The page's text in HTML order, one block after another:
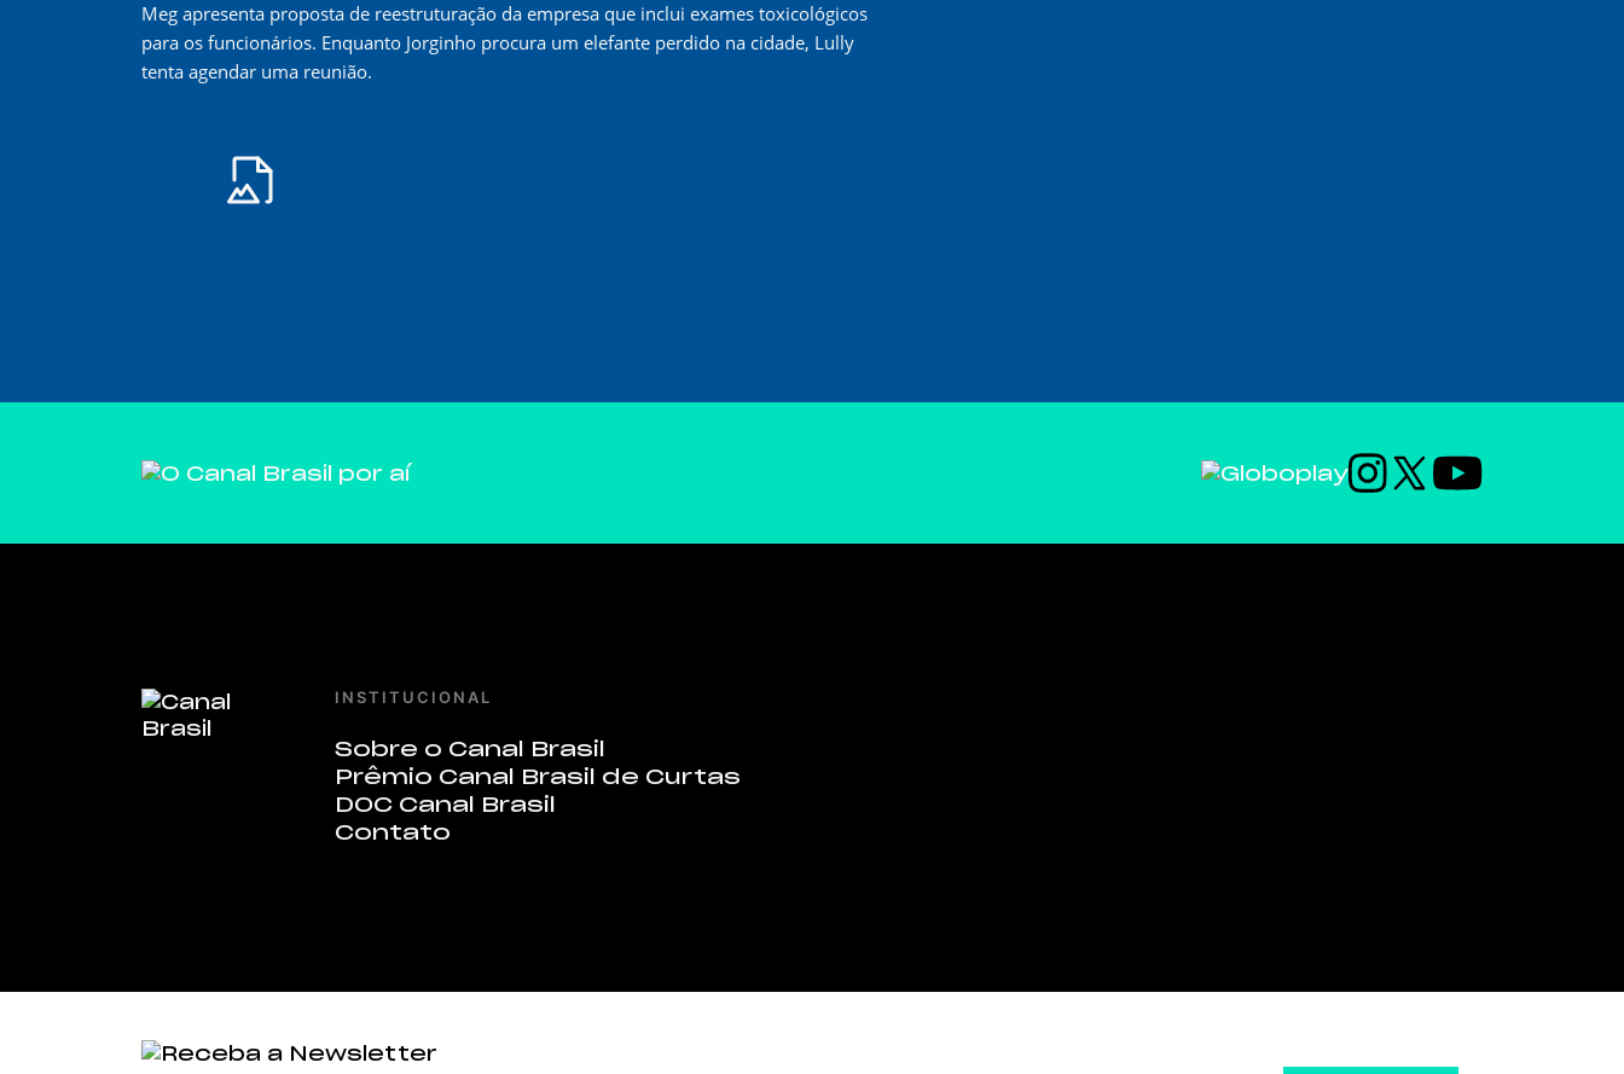
Meg apresenta proposta de reestruturação da empresa que inclui exames toxicológicos
para os funcionários. Enquanto Jorginho procura um elefante perdido na cidade, Lully
tenta agendar uma reunião.
INSTITUCIONAL
Sobre o Canal Brasil
Prêmio Canal Brasil de Curtas
DOC Canal Brasil
Contato